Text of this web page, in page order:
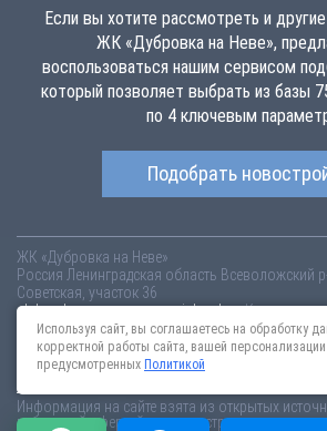
Если вы хотите рассмотреть и
ЖК «Дубровка на Неве»,
воспользоваться нашим сервисом
который позволяет выбрать из базы
по 4 ключевым
Подобрать
ЖК «Дубровка на Неве»
Россия Ленинградская область Всеволожский
Советская, участок 36
dubrovka-na-neve.novopoisk.spb.ruКупить
комплексе «Дубровка на Неве» от «Невский
районе. Квартиры различных планировок от
Информация на сайте взята из открытых
публичной офертой и распространяется для
Используя сайт, вы соглашаетесь на обработку
корректной работы сайта, вашей
предусмотренных Политикой